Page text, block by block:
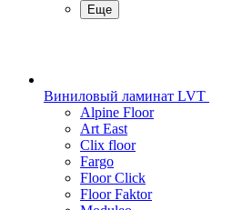
Еще
Виниловый ламинат LVT
Alpine Floor
Art East
Clix floor
Fargo
Floor Click
Floor Faktor